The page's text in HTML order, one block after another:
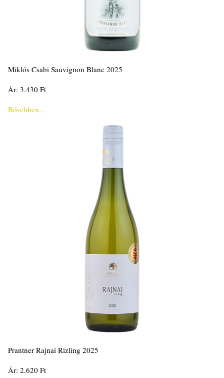
Miklós Csabi Sauvignon Blanc 2025
Ár: 3.430 Ft
Bővebben...
Prantner Rajnai Rizling 2025
Ár: 2.620 Ft